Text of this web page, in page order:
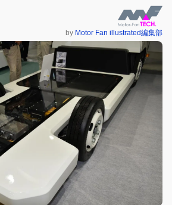
by Motor Fan illustrated編集部